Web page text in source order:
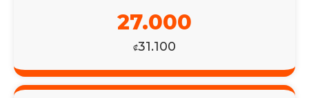
₡31.100
27.000